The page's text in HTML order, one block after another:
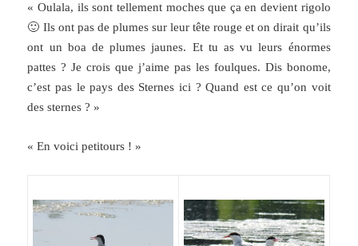
« Oulala, ils sont tellement moches que ça en devient rigolo
🙂 Ils ont pas de plumes sur leur tête rouge et on dirait qu’ils
ont un boa de plumes jaunes. Et tu as vu leurs énormes
pattes ? Je crois que j’aime pas les foulques. Dis bonome,
c’est pas le pays des Sternes ici ? Quand est ce qu’on voit
des sternes ? »
« En voici petitours ! »